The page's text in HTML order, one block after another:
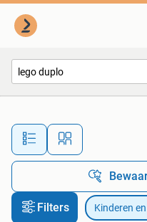
Alle
Filters Kinderen